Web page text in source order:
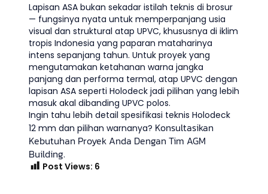
Lapisan ASA bukan sekadar istilah teknis di brosur
— fungsinya nyata untuk memperpanjang usia
visual dan struktural atap UPVC, khususnya di iklim
tropis Indonesia yang paparan mataharinya
intens sepanjang tahun. Untuk proyek yang
mengutamakan ketahanan warna jangka
panjang dan performa termal, atap UPVC dengan
lapisan ASA seperti Holodeck jadi pilihan yang lebih
masuk akal dibanding UPVC polos.
Ingin tahu lebih detail spesifikasi teknis Holodeck
12 mm dan pilihan warnanya? Konsultasikan
Kebutuhan Proyek Anda Dengan Tim AGM
Building.
Post Views: 6